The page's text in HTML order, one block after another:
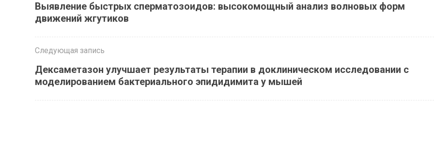
Выявление быстрых сперматозоидов: высокомощный анализ волновых форм
движений жгутиков
Следующая запись
Дексаметазон улучшает результаты терапии в доклиническом исследовании с
моделированием бактериального эпидидимита у мышей